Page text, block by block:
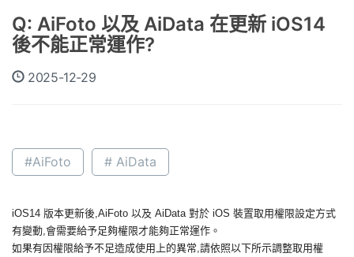
Q: AiFoto 以及 AiData 在更新 iOS14
後不能正常運作?
2025-12-29
#AiFoto # AiData
iOS14 版本更新後,AiFoto 以及 AiData 對於 iOS 裝置取用權限設定方式
有變動,會需要給予足夠權限才能夠正常運作。
如果有因權限給予不足造成使用上的異常,請依照以下所示調整取用權